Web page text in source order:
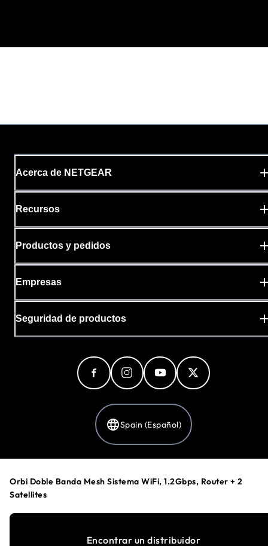
Orbi Doble Banda Mesh Sistema WiFi, 1.2Gbps, Router + 2
Satellites
Encontrar un distribuidor
Acerca de NETGEAR
Recursos
Productos y pedidos
Empresas
Seguridad de productos
Spain (Español)
Preferencias de cookies
Términos y condiciones
©1996-2026 NETGEAR®